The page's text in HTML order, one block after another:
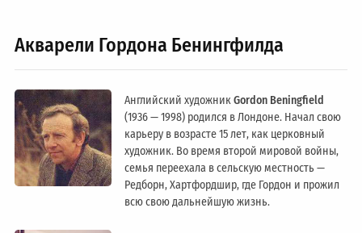
Акварели Гордона Бенингфилда
Английский художникGordon Beningfield
(1936 — 1998) родился в Лондоне. Начал свою
карьеру в возрасте 15 лет, как церковный
художник. Во время второй мировой войны,
семья переехала в сельскую местность —
Редборн, Хартфордшир, где Гордон и прожил
всю свою дальнейшую жизнь.